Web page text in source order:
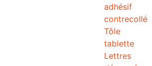
adhésif
contrecollé
Tôle
tablette
Lettres